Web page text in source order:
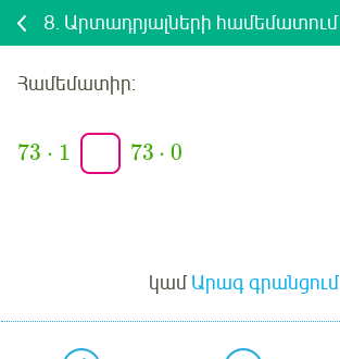
8. Արտադրյալների համեմատում
Համեմատիր:
73 ⋅ 1 73 ⋅ 0
կամԱրագ գրանցում